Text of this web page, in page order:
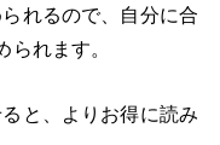
れるので、自分に合
れます。
と、よりお得に読み